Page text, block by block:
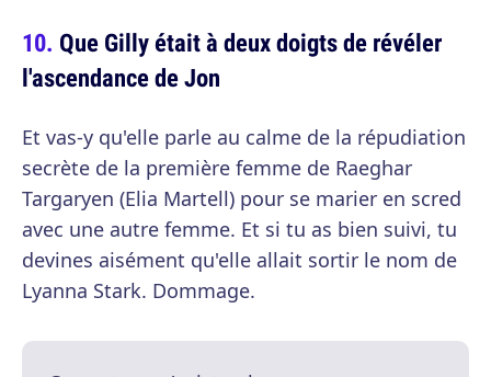
Que Gilly était à deux doigts de révéler
l'ascendance de Jon
Et vas-y qu'elle parle au calme de la répudiation
secrète de la première femme de Raeghar
Targaryen (Elia Martell) pour se marier en scred
avec une autre femme. Et si tu as bien suivi, tu
devines aisément qu'elle allait sortir le nom de
Lyanna Stark. Dommage.